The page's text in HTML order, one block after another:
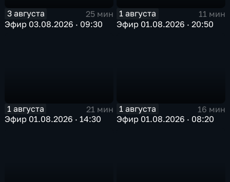
3 августа
25 мин
Эфир 03.08.2026 · 09:30
1 августа
11 мин
Эфир 01.08.2026 · 20:50
1 августа
21 мин
Эфир 01.08.2026 · 14:30
1 августа
16 мин
Эфир 01.08.2026 · 08:20